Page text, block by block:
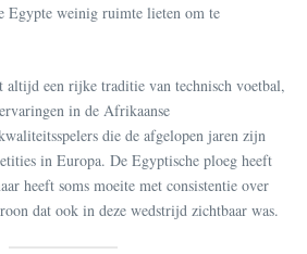
Egypte weinig ruimte lieten om te
een rijke traditie van technisch voetbal,
in de Afrikaanse
die de afgelopen jaren zijn
in Europa. De Egyptische ploeg heeft
heeft soms moeite met consistentie over
dat ook in deze wedstrijd zichtbaar was.